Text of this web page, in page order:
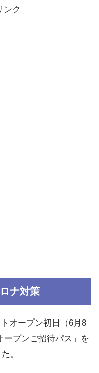
ンク
ナ対策
オープン初日（6月8
ープンご招待パス」を
。